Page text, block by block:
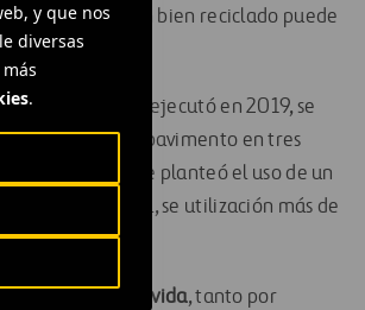
y que nos
diversas
.
que un betún bien reciclado puede
Construcción ejecutó en 2019, se
reposición del pavimento en tres
capa donde se planteó el uso de un
En total, se utilización más de
en su ciclo de vida, tanto por